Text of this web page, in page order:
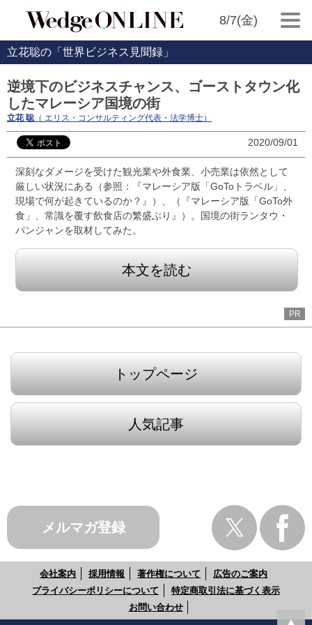
8/7(金)
立花聡の「世界ビジネス見聞録」
逆境下のビジネスチャンス、ゴーストタウン化
したマレーシア国境の街
立花 聡 （ エリス・コンサルティング代表・法学博士）
2020/09/01
深刻なダメージを受けた観光業や外食業、小売業は依然として
厳しい状況にある（参照：『マレーシア版「GoToトラベル」、
現場で何が起きているのか？』）、（『マレーシア版「GoTo外
食」、常識を覆す飲食店の繁盛ぶり』）。国境の街ランタウ・
パンジャンを取材してみた。
本文を読む
PR
トップページ
人気記事
メルマガ登録
会社案内 採用情報 著作権について
広告のご案内
プライバシーポリシーについて
特定商取引法に基づく表示
お問い合わせ